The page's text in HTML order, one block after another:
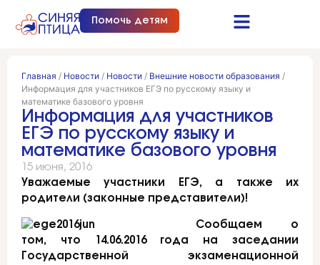
Помочь детям
Главная / Новости / Новости / Внешние новости образования /
Информация для участников ЕГЭ по русскому языку и
математике базового уровня
Информация для участников
ЕГЭ по русскому языку и
математике базового уровня
15 июня, 2016
Уважаемые участники ЕГЭ, а также их
родители (законные представители)!
Сообщаем о
том, что 14.06.2016 года на заседании
Государственной экзаменационной